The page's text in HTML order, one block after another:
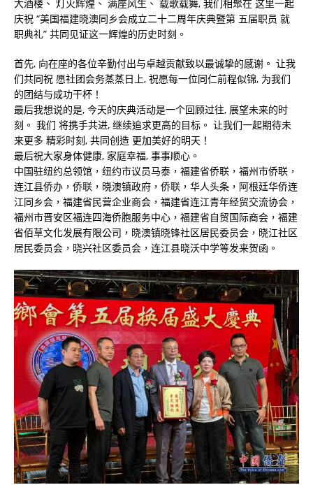
大酒楼、 灯火辉煌、 满座风生、 载歌载舞, 我们相聚在 这里一起
庆祝 “美国福建晓澳同乡会成立二十二周年庆典暨第 五届职员 就
职典礼” 共同见证这一辉煌的历史时刻。
首先, 向在座的各位辛勤付出与卓越贡献致以最诚挚的感谢。 让我
们共同祝 愿社团会务蒸蒸日上, 祝愿每一位同仁前程似锦, 为我们
的团结与成功干杯！
最后我想说的是, 今天的庆典活动是一个回顾过往, 展望未来的时
刻。 我们 将携手共进, 继续追求更高的目标。 让我们一起期待未
来更多 精彩时刻, 共同创造 更加美好的明天！
最后祝大家身体健康, 家庭幸福, 事事顺心。
中国驻纽约总领馆，纽约市议员马泰，福建省侨联，福州市侨联，
连江县侨办，侨联，晓澳镇政府，侨联，华人头条，阿根廷华侨连
江同乡会，福建省民营企业商会，福建省连江青年经贸交流协会，
福州市晋安区福连四海侨胞服务中心，福建省自贸国际商会，福建
省佰草文化发展有限公司，晓澳镇晓锋社区居民委员会，晓江社区
居民委员会，晓兴社区委员会，连江县晓沃中学等发来贺函。